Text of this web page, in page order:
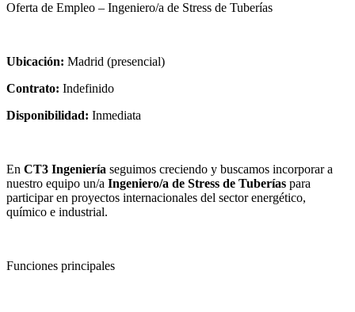
Oferta de Empleo – Ingeniero/a de Stress de Tuberías
Ubicación: Madrid (presencial)
Contrato: Indefinido
Disponibilidad: Inmediata
En CT3 Ingeniería seguimos creciendo y buscamos incorporar a
nuestro equipo un/a Ingeniero/a de Stress de Tuberías para
participar en proyectos internacionales del sector energético,
químico e industrial.
Funciones principales